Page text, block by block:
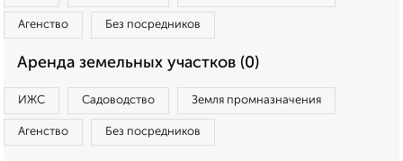
Агенство Без посредников
Аренда земельных участков (0)
ИЖС Садоводство Земля промназначения
Агенство Без посредников